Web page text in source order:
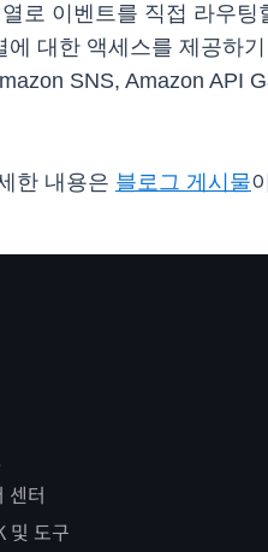
로 이벤트를 직접 라우
대한 액세스를 제공하
SNS, Amazon API
한 내용은 블로그 게시물
센터
및 도구